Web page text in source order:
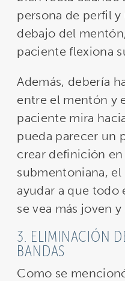
persona de perfil
debajo del
paciente flexiona
Además, debería
entre el mentón y
paciente mira
pueda parecer un
crear definición en
submentoniana, el
ayudar a que todo
se vea más joven
3. ELIMINACIÓN
BANDAS
Como se